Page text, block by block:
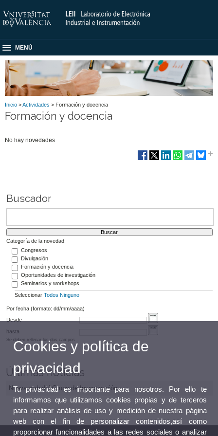
MENÚ
Inicio >Actividades > Formación y docencia
Formación y docencia
No hay novedades
Buscador
Categoría de la novedad:
Congresos
Divulgación
Formación y docencia
Oportunidades de investigación
Seminarios y workshops
Seleccionar Todos Ninguno
Por fecha (formato: dd/mm/aaaa)
Desde
hasta
Se deben rellenar los dos campos
Últimas noticias
Nueva web del Grupo de Investigación
Cookies y política de
privacidad
Tu privacidad es importante para nosotros. Por ello te
informamos que utilizamos cookies propias y de terceros
para realizar análisis de uso y medición de nuestra página
web con el fin de personalizar contenidos,así como
proporcionar funcionalidades a las redes sociales o analizar